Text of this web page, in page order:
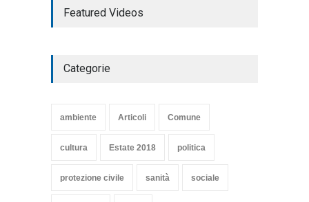
COMMEDIA"
TARQUINIA
Featured Videos
Categorie
ambiente Articoli Comune
cultura Estate 2018 politica
protezione civile sanità sociale